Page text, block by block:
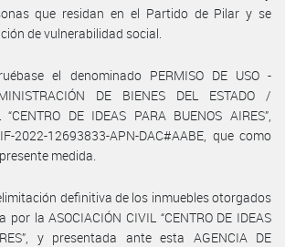
que residan en el Partido de Pilar y se
de vulnerabilidad social.
el denominado PERMISO DE USO -
DE BIENES DEL ESTADO /
DE IDEAS PARA BUENOS AIRES”,
2022-12693833-APN-DAC#AABE, que como
medida.
definitiva de los inmuebles otorgados
la ASOCIACIÓN CIVIL “CENTRO DE IDEAS
y presentada ante esta AGENCIA DE